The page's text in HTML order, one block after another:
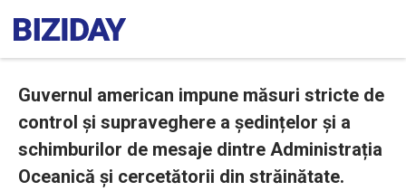
Guvernul american impune măsuri stricte de
control și supraveghere a ședințelor și a
schimburilor de mesaje dintre Administrația
Oceanică și cercetătorii din străinătate.